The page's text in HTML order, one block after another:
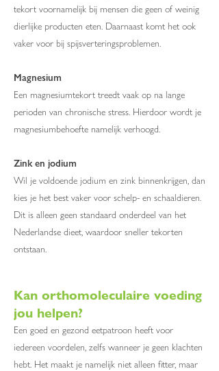
tekort voornamelijk bij mensen die geen of weinig
dierlijke producten eten. Daarnaast komt het ook
vaker voor bij spijsverteringsproblemen.
Magnesium
Een magnesiumtekort treedt vaak op na lange
perioden van chronische stress. Hierdoor wordt je
magnesiumbehoefte namelijk verhoogd.
Zink en jodium
Wil je voldoende jodium en zink binnenkrijgen, dan
kies je het best vaker voor schelp- en schaaldieren.
Dit is alleen geen standaard onderdeel van het
Nederlandse dieet, waardoor sneller tekorten
ontstaan.
Kan orthomoleculaire voeding
jou helpen?
Een goed en gezond eetpatroon heeft voor
iedereen voordelen, zelfs wanneer je geen klachten
hebt. Het maakt je namelijk niet alleen fitter, maar